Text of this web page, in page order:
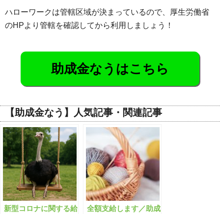
ハローワークは管轄区域が決まっているので、厚生労働省
のHPより管轄を確認してから利用しましょう！
助成金なうはこちら
【助成金なう】人気記事・関連記事
新型コロナに関する給
全額支給します／助成